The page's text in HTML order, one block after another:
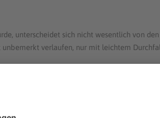
unterscheidet sich nicht wesentlich von den
verlaufen, nur mit leichtem
leicht